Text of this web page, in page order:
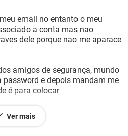
GMAIL
FACEBOOK
EXCEL
email no entanto o meu
a conta mas nao
dele porque nao me aparace
amigos de segurança, mundo
e depois mandam me
é para colocar
Ver mais